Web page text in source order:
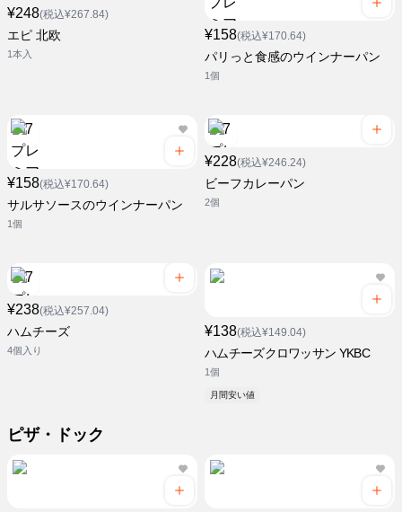
¥248(税込¥267.84)
エピ 北欧
1本入
¥158(税込¥170.64)
パリっと食感のウインナーパン
1個
¥158(税込¥170.64)
サルサソースのウインナーパン
1個
¥228(税込¥246.24)
ビーフカレーパン
2個
¥238(税込¥257.04)
ハムチーズ
4個入り
¥138(税込¥149.04)
ハムチーズクロワッサン YKBC
1個
月間安い値
ピザ・ドック